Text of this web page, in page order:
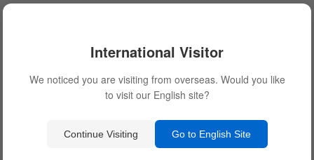
酸等酸性物质。这些物质降落到地表，导致酸性沉降，对土壤、水
体和植物造成伤害，影响农田和生态系统。
1.3 生态系统：
International Visitor
We noticed you are visiting from overseas. Would you like
to visit our English site?
Continue Visiting Go to English Site